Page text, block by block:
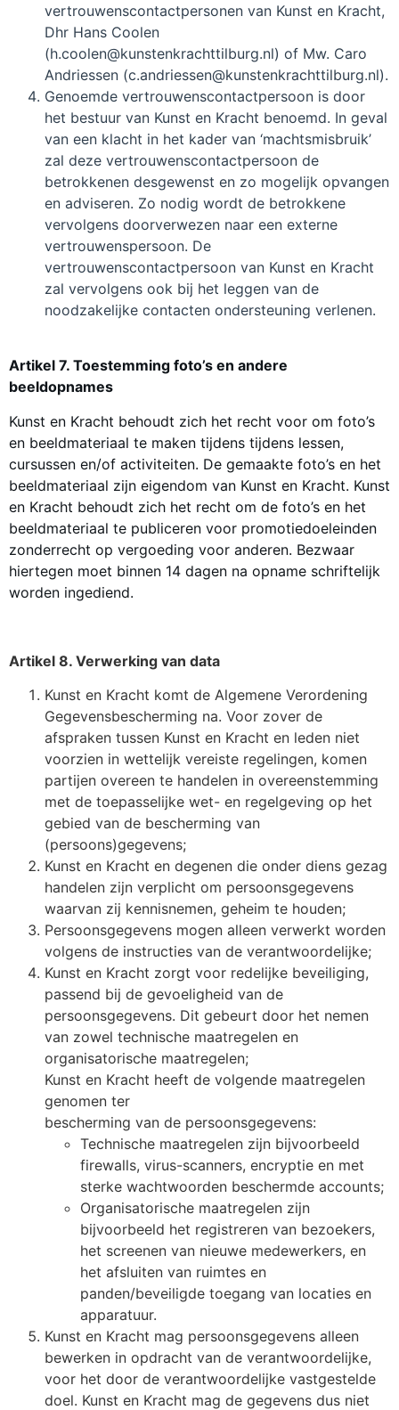
vertrouwenscontactpersonen van Kunst en Kracht,
Dhr Hans Coolen
(h.coolen@kunstenkrachttilburg.nl) of Mw. Caro
Andriessen (c.andriessen@kunstenkrachttilburg.nl).
Genoemde vertrouwenscontactpersoon is door
het bestuur van Kunst en Kracht benoemd. In geval
van een klacht in het kader van ‘machtsmisbruik’
zal deze vertrouwenscontactpersoon de
betrokkenen desgewenst en zo mogelijk opvangen
en adviseren. Zo nodig wordt de betrokkene
vervolgens doorverwezen naar een externe
vertrouwenspersoon. De
vertrouwenscontactpersoon van Kunst en Kracht
zal vervolgens ook bij het leggen van de
noodzakelijke contacten ondersteuning verlenen.
Artikel 7. Toestemming foto’s en andere
beeldopnames
Kunst en Kracht behoudt zich het recht voor om foto’s
en beeldmateriaal te maken tijdens tijdens lessen,
cursussen en/of activiteiten. De gemaakte foto’s en het
beeldmateriaal zijn eigendom van Kunst en Kracht. Kunst
en Kracht behoudt zich het recht om de foto’s en het
beeldmateriaal te publiceren voor promotiedoeleinden
zonderrecht op vergoeding voor anderen. Bezwaar
hiertegen moet binnen 14 dagen na opname schriftelijk
worden ingediend.
Artikel 8. Verwerking van data
Kunst en Kracht komt de Algemene Verordening
Gegevensbescherming na. Voor zover de
afspraken tussen Kunst en Kracht en leden niet
voorzien in wettelijk vereiste regelingen, komen
partijen overeen te handelen in overeenstemming
met de toepasselijke wet- en regelgeving op het
gebied van de bescherming van
(persoons)gegevens;
Kunst en Kracht en degenen die onder diens gezag
handelen zijn verplicht om persoonsgegevens
waarvan zij kennisnemen, geheim te houden;
Persoonsgegevens mogen alleen verwerkt worden
volgens de instructies van de verantwoordelijke;
Kunst en Kracht zorgt voor redelijke beveiliging,
passend bij de gevoeligheid van de
persoonsgegevens. Dit gebeurt door het nemen
van zowel technische maatregelen en
organisatorische maatregelen;
Kunst en Kracht heeft de volgende maatregelen
genomen ter
bescherming van de persoonsgegevens:
Technische maatregelen zijn bijvoorbeeld
firewalls, virus-scanners, encryptie en met
sterke wachtwoorden beschermde accounts;
Organisatorische maatregelen zijn
bijvoorbeeld het registreren van bezoekers,
het screenen van nieuwe medewerkers, en
het afsluiten van ruimtes en
panden/beveiligde toegang van locaties en
apparatuur.
Kunst en Kracht mag persoonsgegevens alleen
bewerken in opdracht van de verantwoordelijke,
voor het door de verantwoordelijke vastgestelde
doel. Kunst en Kracht mag de gegevens dus niet